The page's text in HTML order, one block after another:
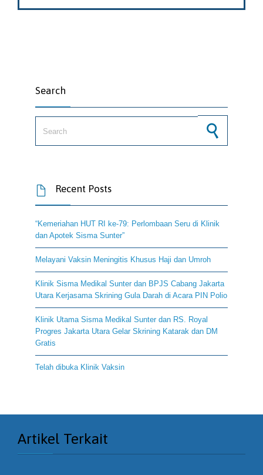
Search
 Recent Posts
“Kemeriahan HUT RI ke-79: Perlombaan Seru di Klinik
dan Apotek Sisma Sunter”
Melayani Vaksin Meningitis Khusus Haji dan Umroh
Klinik Sisma Medikal Sunter dan BPJS Cabang Jakarta
Utara Kerjasama Skrining Gula Darah di Acara PIN Polio
Klinik Utama Sisma Medikal Sunter dan RS. Royal
Progres Jakarta Utara Gelar Skrining Katarak dan DM
Gratis
Telah dibuka Klinik Vaksin
Artikel Terkait